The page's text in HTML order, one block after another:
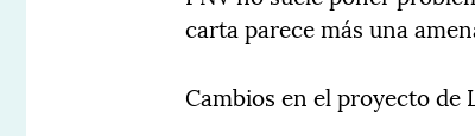
carta parece más una
Cambios en el proyecto de